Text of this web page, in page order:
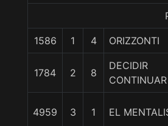
1586 1 4 ORIZZONTI
1784 2 8
DECIDIR
CONTINUAR
4959 3 1 EL